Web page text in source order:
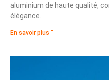
aluminium de haute qualité,
élégance.
En savoir plus "